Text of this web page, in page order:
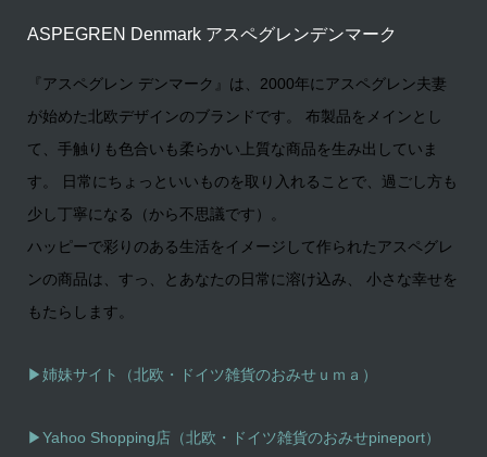
ASPEGREN Denmark アスペグレンデンマーク
『アスペグレン デンマーク』は、2000年にアスペグレン夫妻
が始めた北欧デザインのブランドです。 布製品をメインとし
て、手触りも色合いも柔らかい上質な商品を生み出していま
す。 日常にちょっといいものを取り入れることで、過ごし方も
少し丁寧になる（から不思議です）。
ハッピーで彩りのある生活をイメージして作られたアスペグレ
ンの商品は、すっ、とあなたの日常に溶け込み、 小さな幸せを
もたらします。
▶姉妹サイト（北欧・ドイツ雑貨のおみせｕｍａ）
▶Yahoo Shopping店（北欧・ドイツ雑貨のおみせpineport）